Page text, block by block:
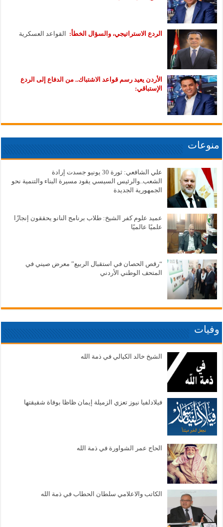
الردع الاستراتيجي، والسؤال الخطأ: القواعد العسكرية
الأردن يعيد رسم قواعد الاشتباك.. من الدفاع إلى الردع
الإستباقي:
منوعات
علي الشافعي: ثورة 30 يونيو جسدت إرادة
الشعب..والرئيس السيسي يقود مسيرة البناء والتنمية نحو
الجمهورية الجديدة
عميد علوم كفر الشيخ: طلاب برنامج النانو يحققون إنجازًا
علميًا عالميًا
“رقص الحصان في استقبال الربيع” معرض صيني في
المتحف الوطني الأردني
وفيات
الشيخ خالد الكيالي في ذمة الله
فيلادلفيا نيوز تعزي الزميلة إيمان ظاظا بوفاة شقيقتها
الحاج عمر الشواورة في ذمة الله
الكاتب والاعلامي سلطان الحطاب في ذمة الله